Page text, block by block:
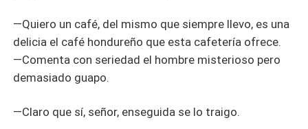
―Quiero un café, del mismo que siempre llevo, es una
delicia el café hondureño que esta cafetería ofrece.
―Comenta con seriedad el hombre misterioso pero
demasiado guapo.
―Claro que sí, señor, enseguida se lo traigo.